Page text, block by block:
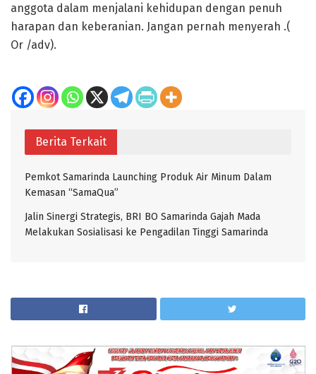
anggota dalam menjalani kehidupan dengan penuh
harapan dan keberanian. Jangan pernah menyerah .(
Or /adv).
Berita Terkait
Pemkot Samarinda Launching Produk Air Minum Dalam
Kemasan “SamaQua”
Jalin Sinergi Strategis, BRI BO Samarinda Gajah Mada
Melakukan Sosialisasi ke Pengadilan Tinggi Samarinda